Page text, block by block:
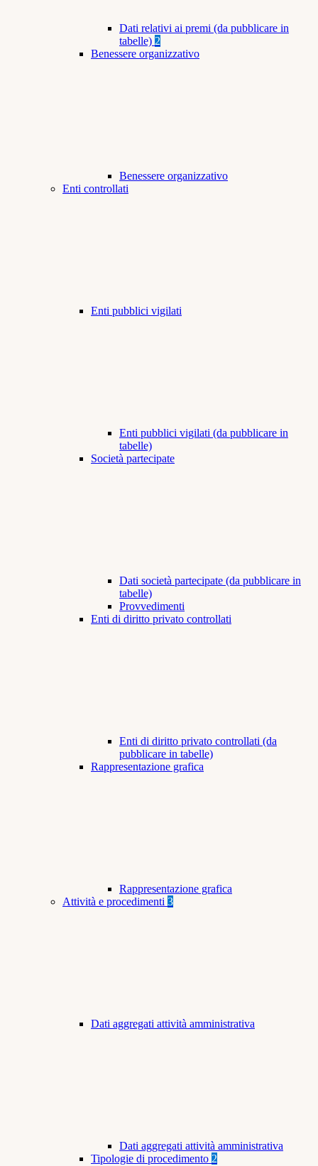
Dati relativi ai premi (da pubblicare in
tabelle) 2
Benessere organizzativo
Benessere organizzativo
Enti controllati
Enti pubblici vigilati
Enti pubblici vigilati (da pubblicare in
tabelle)
Società partecipate
Dati società partecipate (da pubblicare in
tabelle)
Provvedimenti
Enti di diritto privato controllati
Enti di diritto privato controllati (da
pubblicare in tabelle)
Rappresentazione grafica
Rappresentazione grafica
Attività e procedimenti 3
Dati aggregati attività amministrativa
Dati aggregati attività amministrativa
Tipologie di procedimento 2